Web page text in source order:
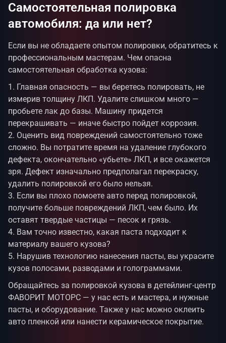
Самостоятельная полировка
автомобиля: да или нет?
Если вы не обладаете опытом полировки, обратитесь к
профессиональным мастерам. Чем опасна
самостоятельная обработка кузова:
Главная опасность — вы беретесь полировать, не
измерив толщину ЛКП. Удалите слишком много —
пробьете лак до базы. Машину придется
перекрашивать — иначе быстро пойдет коррозия.
Оценить вид повреждений самостоятельно тоже
сложно. Вы потратите время на удаление глубокого
дефекта, окончательно «убьете» ЛКП, и все окажется
зря. Дефект изначально предполагал перекраску,
удалить полировкой его было нельзя.
Если вы плохо помоете авто перед полировкой,
получите больше повреждений ЛКП, чем было. Их
оставят твердые частицы — песок и грязь.
Вам точно известно, какая паста подходит к
материалу вашего кузова?
Нарушив технологию нанесения пасты, вы украсите
кузов полосами, разводами и голограммами.
Обращайтесь за полировкой кузова в детейлинг-центр
ФАВОРИТ МОТОРС — у нас есть и мастера, и нужные
пасты, и оборудование. Также у нас можно оклеить
авто пленкой или нанести керамическое покрытие.